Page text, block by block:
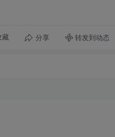
藏 分享 转发到动态